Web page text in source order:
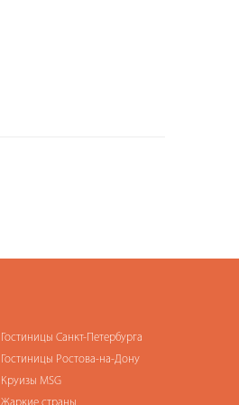
Гостиницы Санкт-Петербурга
Гостиницы Ростова-на-Дону
Круизы MSG